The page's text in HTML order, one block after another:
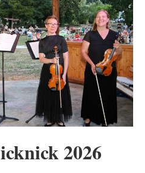
2026